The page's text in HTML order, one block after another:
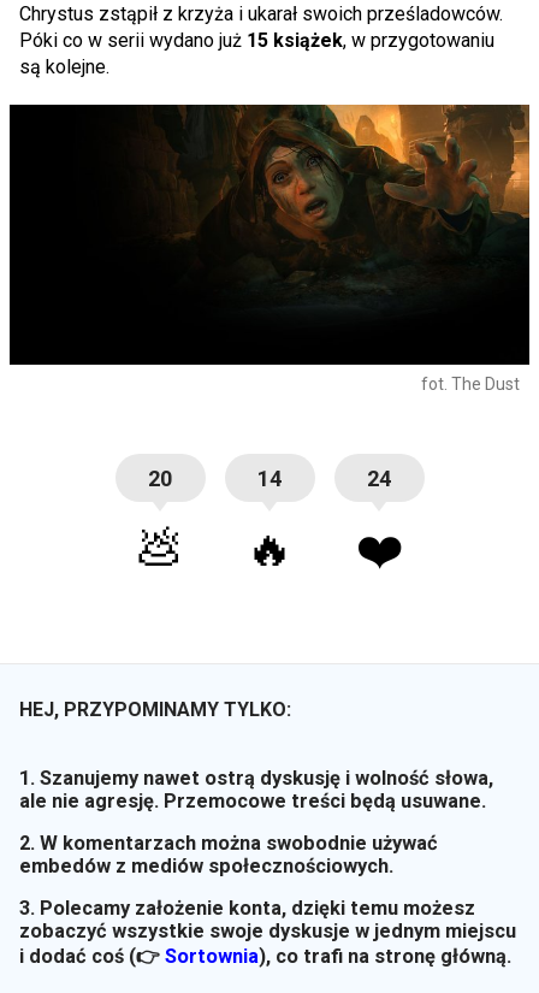
Chrystus zstąpił z krzyża i ukarał swoich prześladowców.
Póki co w serii wydano już 15 książek, w przygotowaniu
są kolejne.
fot. The Dust
20
💩
14
🔥
24
❤️
HEJ, PRZYPOMINAMY TYLKO:
1. Szanujemy nawet ostrą dyskusję i wolność słowa,
ale nie agresję. Przemocowe treści będą usuwane.
2. W komentarzach można swobodnie używać
embedów z mediów społecznościowych.
3. Polecamy założenie konta, dzięki temu możesz
zobaczyć wszystkie swoje dyskusje w jednym miejscu
i dodać coś (👉 Sortownia), co trafi na stronę główną.